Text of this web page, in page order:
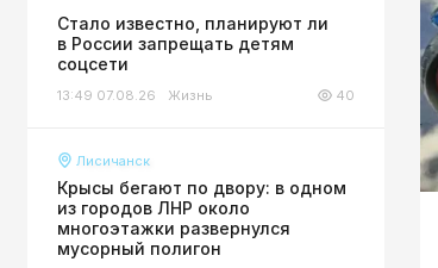
Стало известно, планируют ли
в России запрещать детям
соцсети
13:49 07.08.26 Жизнь 40
Лисичанск
Крысы бегают по двору: в одном
из городов ЛНР около
многоэтажки развернулся
мусорный полигон